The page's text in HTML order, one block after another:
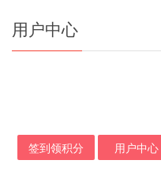
用户中心
签到领积分 用户中心